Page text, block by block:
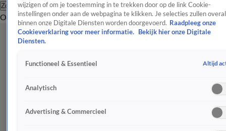
Zoeken
OverzichtEntertainmentSpraakmakendRealityCrimeVideo's
wijzigen of om je toestemming in te trekken door op de link Cookie-
instellingen onder aan de webpagina te klikken. Je selecties zullen overal
binnen onze Digitale Diensten worden doorgevoerd. Raadpleeg onze
Cookieverklaring voor meer informatie.
Bekijk hier onze Digitale
Diensten.
Functioneel & Essentieel Altijd
Analytisch
Advertising & Commercieel